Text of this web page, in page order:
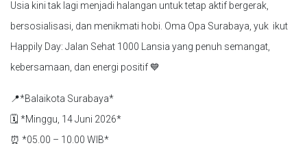
Usia kini tak lagi menjadi halangan untuk tetap aktif bergerak,
bersosialisasi, dan menikmati hobi. Oma Opa Surabaya, yuk ikut
Happily Day: Jalan Sehat 1000 Lansia yang penuh semangat,
kebersamaan, dan energi positif 💙
📍*Balaikota Surabaya*
🗓 *Minggu, 14 Juni 2026*
⏰ *05.00 – 10.00 WIB*